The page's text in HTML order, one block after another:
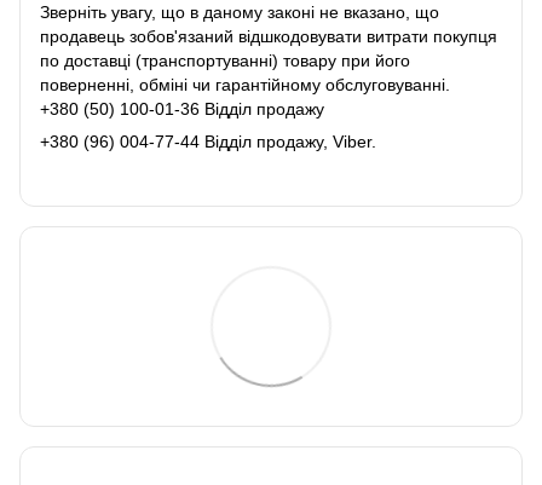
Зверніть увагу, що в даному законі не вказано, що
продавець зобов'язаний відшкодовувати витрати покупця
по доставці (транспортуванні) товару при його
поверненні, обміні чи гарантійному обслуговуванні.
+380 (50) 100-01-36 Відділ продажу
+380 (96) 004-77-44 Відділ продажу, Viber.